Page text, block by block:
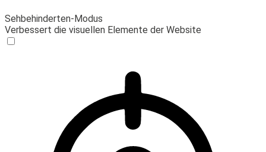
Sehbehinderten-Modus
Verbessert die visuellen Elemente der Website